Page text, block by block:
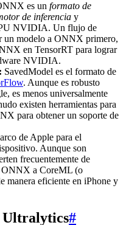
es un formato de
de inferencia y
NVIDIA. Un flujo de
un modelo a ONNX primero,
en TensorRT para lograr
NVIDIA.
SavedModel es el formato de
. Aunque es robusto
es menos universalmente
existen herramientas para
para obtener un soporte de
de Apple para el
Aunque son
frecuentemente de
a CoreML (o
manera eficiente en iPhone y
Ultralytics#